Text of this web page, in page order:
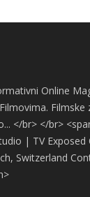
Online
Filmske
</br> </br>
| TV Exposed
Switzerland